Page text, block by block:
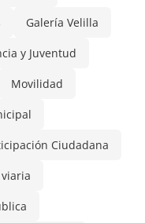
Galería Velilla
y Juventud
Movilidad
Ciudadana